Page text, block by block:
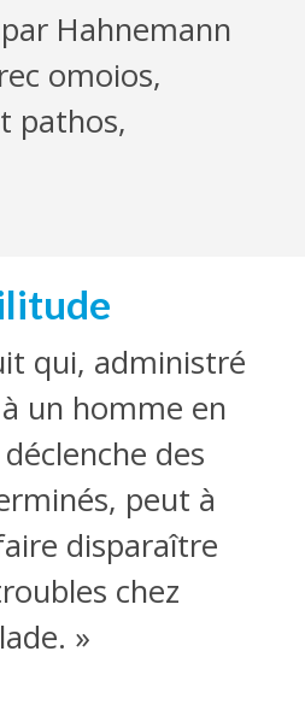
Hahnemann
omoios,
pathos,
qui, administré
un homme en
des
peut à
disparaître
chez
»